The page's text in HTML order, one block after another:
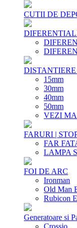
CUTII DE
15mm
30mm
40mm
50mm
VEZI
FARURI |
FAR
LAMPA
FOI DE ARC
Ironman
Old Man
Rubicon
Generatoare si
Crossio